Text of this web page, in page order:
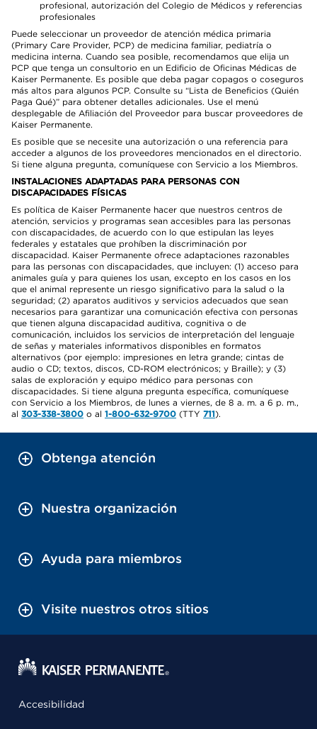
profesional, autorización del Colegio de Médicos y referencias
profesionales
Puede seleccionar un proveedor de atención médica primaria
(Primary Care Provider, PCP) de medicina familiar, pediatría o
medicina interna. Cuando sea posible, recomendamos que elija un
PCP que tenga un consultorio en un Edificio de Oficinas Médicas de
Kaiser Permanente. Es posible que deba pagar copagos o coseguros
más altos para algunos PCP. Consulte su “Lista de Beneficios (Quién
Paga Qué)” para obtener detalles adicionales. Use el menú
desplegable de Afiliación del Proveedor para buscar proveedores de
Kaiser Permanente.
Es posible que se necesite una autorización o una referencia para
acceder a algunos de los proveedores mencionados en el directorio.
Si tiene alguna pregunta, comuníquese con Servicio a los Miembros.
INSTALACIONES ADAPTADAS PARA PERSONAS CON
DISCAPACIDADES FÍSICAS
Es política de Kaiser Permanente hacer que nuestros centros de
atención, servicios y programas sean accesibles para las personas
con discapacidades, de acuerdo con lo que estipulan las leyes
federales y estatales que prohíben la discriminación por
discapacidad. Kaiser Permanente ofrece adaptaciones razonables
para las personas con discapacidades, que incluyen: (1) acceso para
animales guía y para quienes los usan, excepto en los casos en los
que el animal represente un riesgo significativo para la salud o la
seguridad; (2) aparatos auditivos y servicios adecuados que sean
necesarios para garantizar una comunicación efectiva con personas
que tienen alguna discapacidad auditiva, cognitiva o de
comunicación, incluidos los servicios de interpretación del lenguaje
de señas y materiales informativos disponibles en formatos
alternativos (por ejemplo: impresiones en letra grande; cintas de
audio o CD; textos, discos, CD-ROM electrónicos; y Braille); y (3)
salas de exploración y equipo médico para personas con
discapacidades. Si tiene alguna pregunta específica, comuníquese
con Servicio a los Miembros, de lunes a viernes, de 8 a. m. a 6 p. m.,
al 303-338-3800 o al 1-800-632-9700 (TTY 711).
Obtenga atención
Nuestra organización
Ayuda para miembros
Visite nuestros otros sitios
Accesibilidad